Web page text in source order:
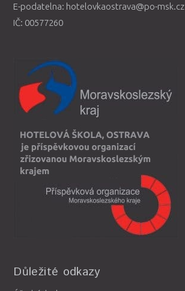
E-podatelna: hotelovkaostrava@po-msk.cz
IČ: 00577260
Důležité odkazy